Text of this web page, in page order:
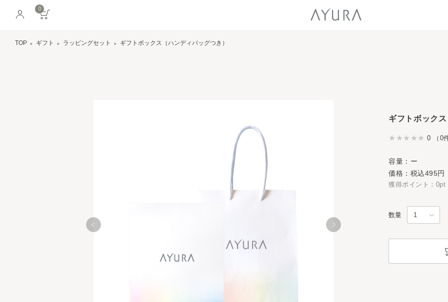
0
TOP ギフト ラッピングセット ギフトボックス（ハンディバッグつき）
ギフトボック
0 （0
容量：ー
価格：税込495円
獲得ポイント：0pt
数量